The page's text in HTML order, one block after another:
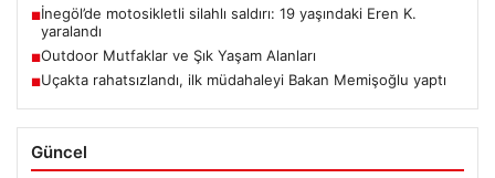
■İnegöl’de motosikletli silahlı saldırı: 19 yaşındaki Eren K.
yaralandı
■Outdoor Mutfaklar ve Şık Yaşam Alanları
■Uçakta rahatsızlandı, ilk müdahaleyi Bakan Memişoğlu yaptı
Güncel